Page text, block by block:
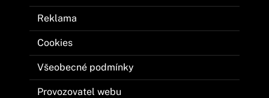
Reklama
Cookies
Všeobecné podmínky
Provozovatel webu